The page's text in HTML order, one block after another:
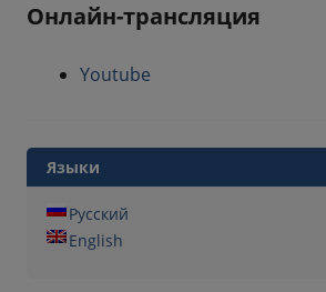
Онлайн-трансляция
Youtube
Языки
Русский
English